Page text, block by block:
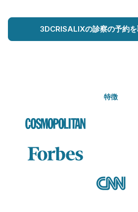
3DCRISALIXの診察の予約を
特徴